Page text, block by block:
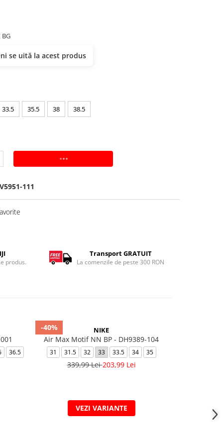
BG
se uită la acest produs
33.5 35.5 38 38.5
ADAUGA IN COS
111
produs.
Transport GRATUIT
La comenzile de peste 300 RON
36.5
-40% NIKE
Air Max Motif NN BP - DH9389-104
31 31.5 32 33 33.5 34 35
339,99 Lei203,99 Lei
VEZI VARIANTE